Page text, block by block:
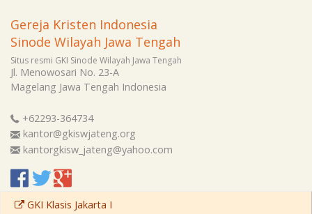
Gereja Kristen Indonesia
Sinode Wilayah Jawa Tengah
Situs resmi GKI Sinode Wilayah Jawa Tengah
Jl. Menowosari No. 23-A
Magelang Jawa Tengah Indonesia
+62293-364734
kantor@gkiswjateng.org
kantorgkisw_jateng@yahoo.com
GKI Klasis Jakarta I